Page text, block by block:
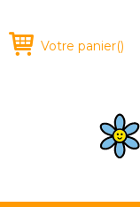
Votre panier()